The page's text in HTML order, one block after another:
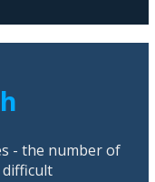
- the number of
difficult